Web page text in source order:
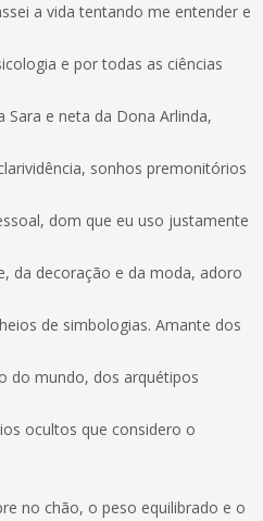
a vida tentando me entender e
e por todas as ciências
Sara e neta da Dona Arlinda,
sonhos premonitórios
dom que eu uso justamente
da decoração e da moda, adoro
de simbologias. Amante dos
do mundo, dos arquétipos
ocultos que considero o
no chão, o peso equilibrado e o